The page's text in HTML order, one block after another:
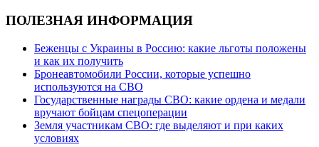
ПОЛЕЗНАЯ ИНФОРМАЦИЯ
Беженцы с Украины в Россию: какие льготы положены
и как их получить
Бронеавтомобили России, которые успешно
используются на СВО
Государственные награды СВО: какие ордена и медали
вручают бойцам спецоперации
Земля участникам СВО: где выделяют и при каких
условиях